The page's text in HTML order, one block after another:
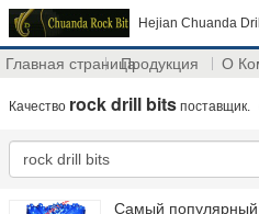
Hejian Chuanda
Главная страницаПродукция О
Качество rock drill bits поставщик.
Самый популярный